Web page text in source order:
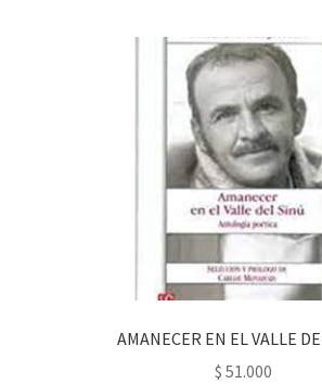
AMANECER EN EL VALLE
$ 51.000